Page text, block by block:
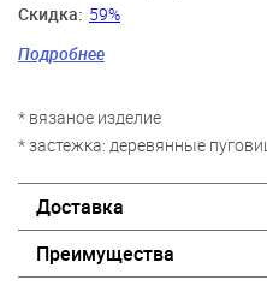
Скидка: 59%
Мальчики
Возраст: 3 года, 4 года, 5 лет, 6
Подробнее
* вязаное изделие
* застежка: деревянные
Доставка
Преимущества